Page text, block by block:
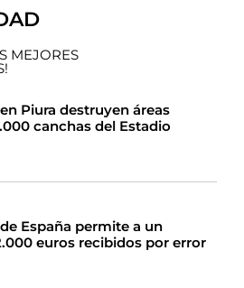
MEJORES
Piura destruyen áreas
canchas del Estadio
España permite a un
euros recibidos por error